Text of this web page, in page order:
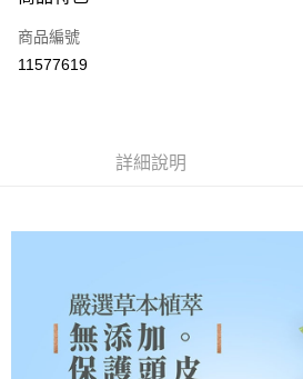
每筆NT$60，滿NT$599(含以上)免運費
付款後全家取貨
每筆NT$60，滿NT$599(含以上)免運費
每筆NT$120，滿NT$1,999(含以上)免運費
商品編號
11577619
詳細說明